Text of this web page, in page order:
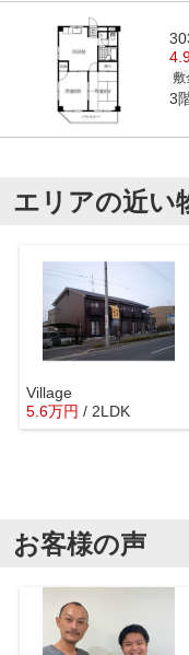
敷
3
エリアの近い
Village
5.6万円 / 2LDK
お客様の声